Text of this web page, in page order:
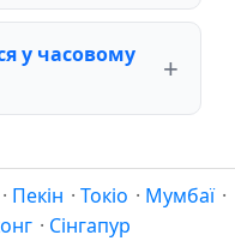
у часовому
· Пекін · Токіо · Мумбаї ·
· Сінгапур